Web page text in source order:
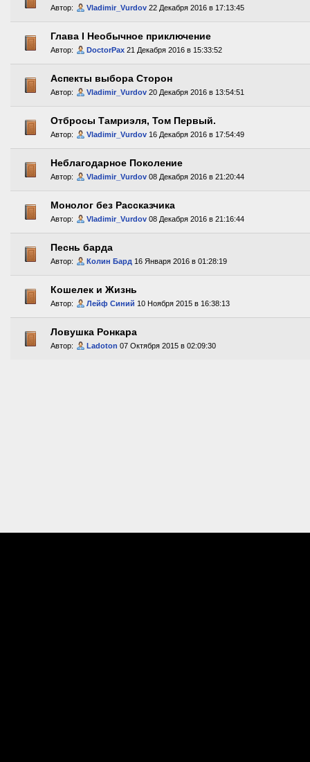
Автор: Vladimir_Vurdov 22 Декабря 2016 в 17:13:45
Глава I Необычное приключение
Автор: DoctorPax 21 Декабря 2016 в 15:33:52
Аспекты выбора Сторон
Автор: Vladimir_Vurdov 20 Декабря 2016 в 13:54:51
Отбросы Тамриэля, Том Первый.
Автор: Vladimir_Vurdov 16 Декабря 2016 в 17:54:49
Неблагодарное Поколение
Автор: Vladimir_Vurdov 08 Декабря 2016 в 21:20:44
Монолог без Рассказчика
Автор: Vladimir_Vurdov 08 Декабря 2016 в 21:16:44
Песнь барда
Автор: Колин Бард 16 Января 2016 в 01:28:19
Кошелек и Жизнь
Автор: Лейф Синий 10 Ноября 2015 в 16:38:13
Ловушка Ронкара
Автор: Ladoton 07 Октября 2015 в 02:09:30